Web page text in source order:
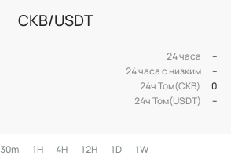
CKB/USDT
24 часа
--
24 часа с низким
--
24ч Том(CKB)
0
24ч Том(USDT)
--
30m 1H 4H 12H 1D 1W